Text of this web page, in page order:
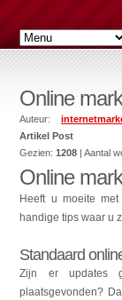
Online
Auteur:
Artikel Post
Gezien:1208 | Aantal
Online
Heeft u moeite
handige tips waar u
Standaard
Zijn er updates
plaatsgevonden?